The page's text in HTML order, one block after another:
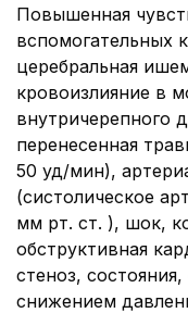
Повышенная
вспомогательных
церебральная
кровоизлияние в
внутричерепного
перенесенная
50 уд/мин),
(систолическое
мм рт. ст. ), шок,
обструктивная
стеноз,
снижением